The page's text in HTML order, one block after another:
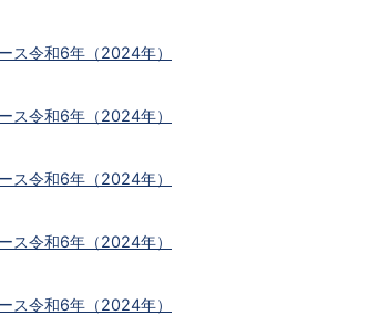
ス令和6年（2024年）
ス令和6年（2024年）
ス令和6年（2024年）
ス令和6年（2024年）
ス令和6年（2024年）